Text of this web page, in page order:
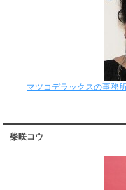
マツコデラックスの事務
柴咲コウ